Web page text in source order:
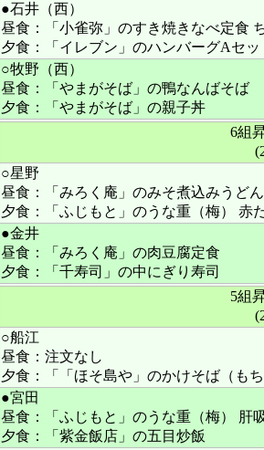
●石井（西）
昼食：「小雀弥」のすき焼きなべ定食
夕食：「イレブン」のハンバーグAセ
○牧野（西）
昼食：「やまがそば」の鴨なんばそば
夕食：「やまがそば」の親子丼
6組
○星野
昼食：「みろく庵」のみそ煮込みうどん
夕食：「ふじもと」のうな重（梅） 赤
●金井
昼食：「みろく庵」の肉豆腐定食
夕食：「千寿司」の中にぎり寿司
5組
○船江
昼食：注文なし
夕食：「「ほそ島や」のかけそば（も
●宮田
昼食：「ふじもと」のうな重（梅） 肝
夕食：「紫金飯店」の五目炒飯